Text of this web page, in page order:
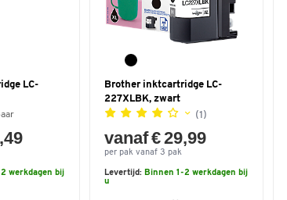
LC-
werkdagen bij
Brother inktcartridge LC-
227XLBK, zwart
(1)
vanaf € 29,99
per pak vanaf 3 pak
Levertijd: Binnen 1-2 werkdagen bij
u